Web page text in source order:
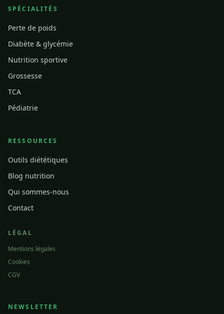
SPÉCIALITÉS
Perte de poids
Diabète & glycémie
Nutrition sportive
Grossesse
TCA
Pédiatrie
RESSOURCES
Outils diététiques
Blog nutrition
Qui sommes-nous
Contact
LÉGAL
Mentions légales
Cookies
CGV
NEWSLETTER